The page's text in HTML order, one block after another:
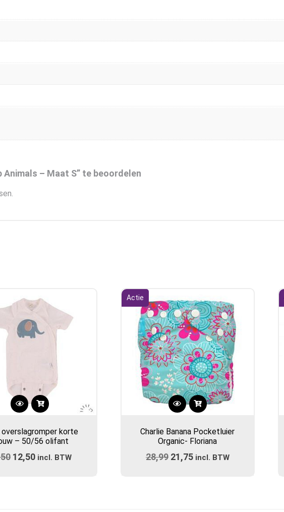
Animals – Maat S” te beoordelen
overslagromper korte
– 50/56 olifant
Oorspronkelijke
12,50 Huidige
incl. BTW
Actie
Charlie Banana Pocketluier
Organic- Floriana
28,99 Oorspronkelijke
21,75Huidige
incl. BTW